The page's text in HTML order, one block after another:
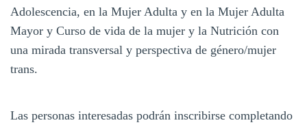
Adolescencia, en la Mujer Adulta y en la Mujer Adulta
Mayor y Curso de vida de la mujer y la Nutrición con
una mirada transversal y perspectiva de género/mujer
trans.
Las personas interesadas podrán inscribirse completando